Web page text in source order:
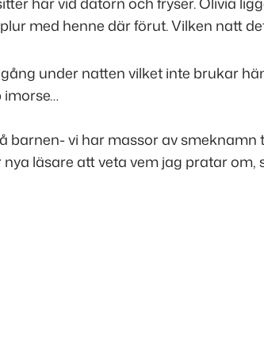
med henne där förut. Vilken natt
under natten vilket inte brukar
barnen- vi har massor av smeknamn
läsare att veta vem jag pratar om,